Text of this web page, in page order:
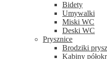
Bidety
Umywalki
Miski WC
Deski WC
Prysznice
Brodziki
Kabiny